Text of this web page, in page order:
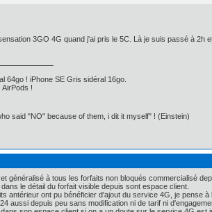
3GO 4G quand j'ai pris le 5C. Là je suis passé à
64go ! iPhone SE Gris sidéral 16go.
AirPods !
said "NO" because of them, i dit it myself" ! (Einstein)
généralisé à tous les forfaits non bloqués commercialisé
le détail du forfait visible depuis sont espace client.
antérieur ont pu bénéficier d'ajout du service 4G, je pense
aussi depuis peu sans modification ni de tarif ni